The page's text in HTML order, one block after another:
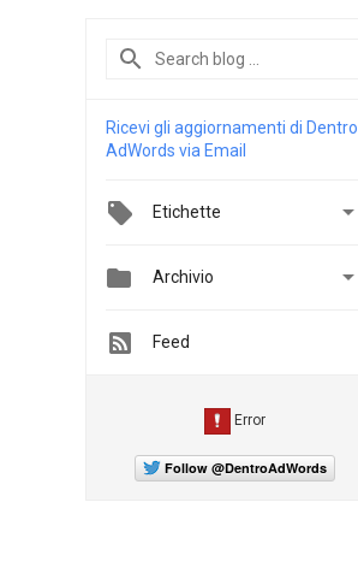
Ricevi gli aggiornamenti di Dentro
AdWords via Email
Etichette 
 Archivio 
Feed
Follow @DentroAdWords